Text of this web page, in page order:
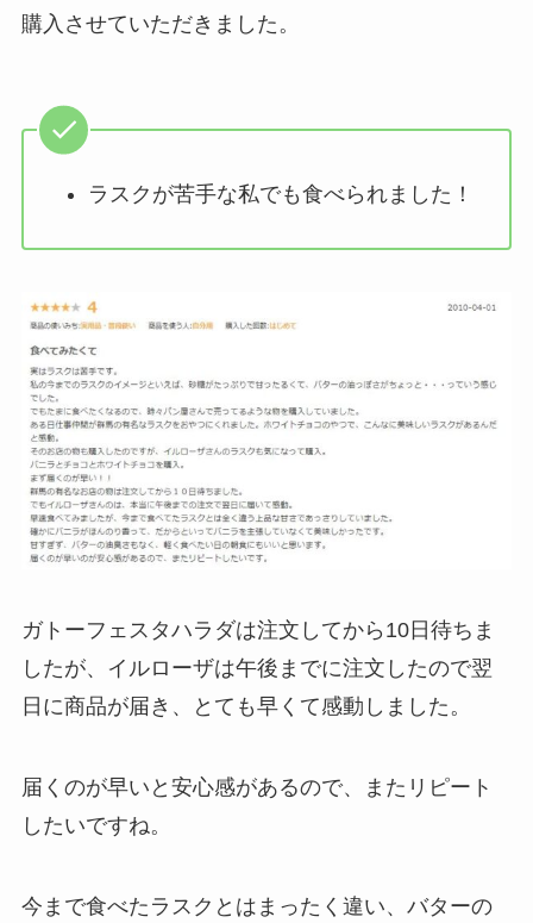
購入させていただきました。
ラスクが苦手な私でも食べられました！
ガトーフェスタハラダは注文してから10日待ちま
したが、イルローザは午後までに注文したので翌
日に商品が届き、とても早くて感動しました。
届くのが早いと安心感があるので、またリピート
したいですね。
今まで食べたラスクとはまったく違い、バターの